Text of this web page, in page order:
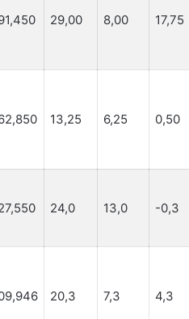
29,00 8,00 17,75
13,25 6,25 0,50
24,0 13,0 -0,3
20,3 7,3 4,3